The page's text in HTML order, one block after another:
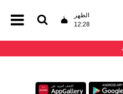
الظهر
12:28